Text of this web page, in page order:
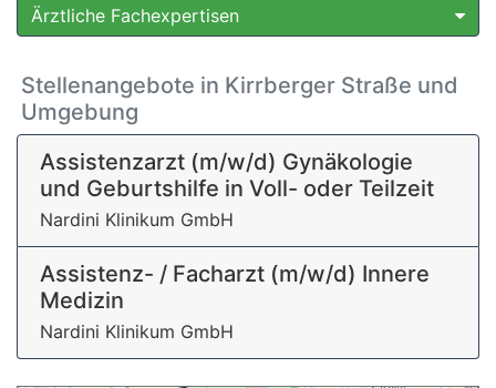
Ärztliche Fachexpertisen
Stellenangebote in Kirrberger Straße und
Umgebung
Assistenzarzt (m/w/d) Gynäkologie
und Geburtshilfe in Voll- oder Teilzeit
Nardini Klinikum GmbH
Assistenz- / Facharzt (m/w/d) Innere
Medizin
Nardini Klinikum GmbH